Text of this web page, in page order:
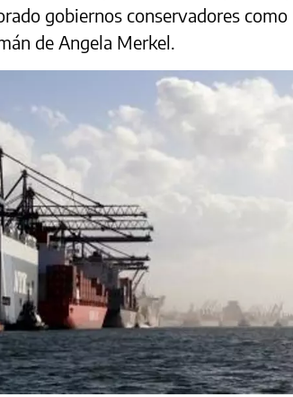
gobiernos conservadores como
de Angela Merkel.